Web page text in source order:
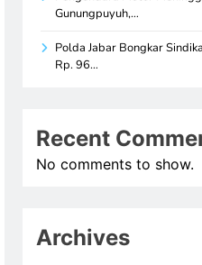
Gunungpuyuh,…
Polda Jabar Bongkar
Rp. 96…
Recent
No comments to show.
Archives